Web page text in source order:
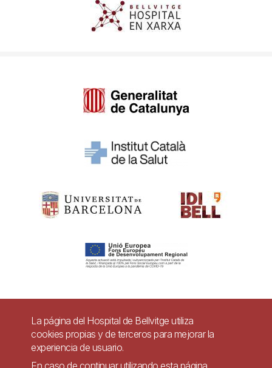
Pie
Contacto
Accesibilidad
La página del Hospital de Bellvitge utiliza
cookies propias y de terceros para mejorar la
experiencia de usuario.